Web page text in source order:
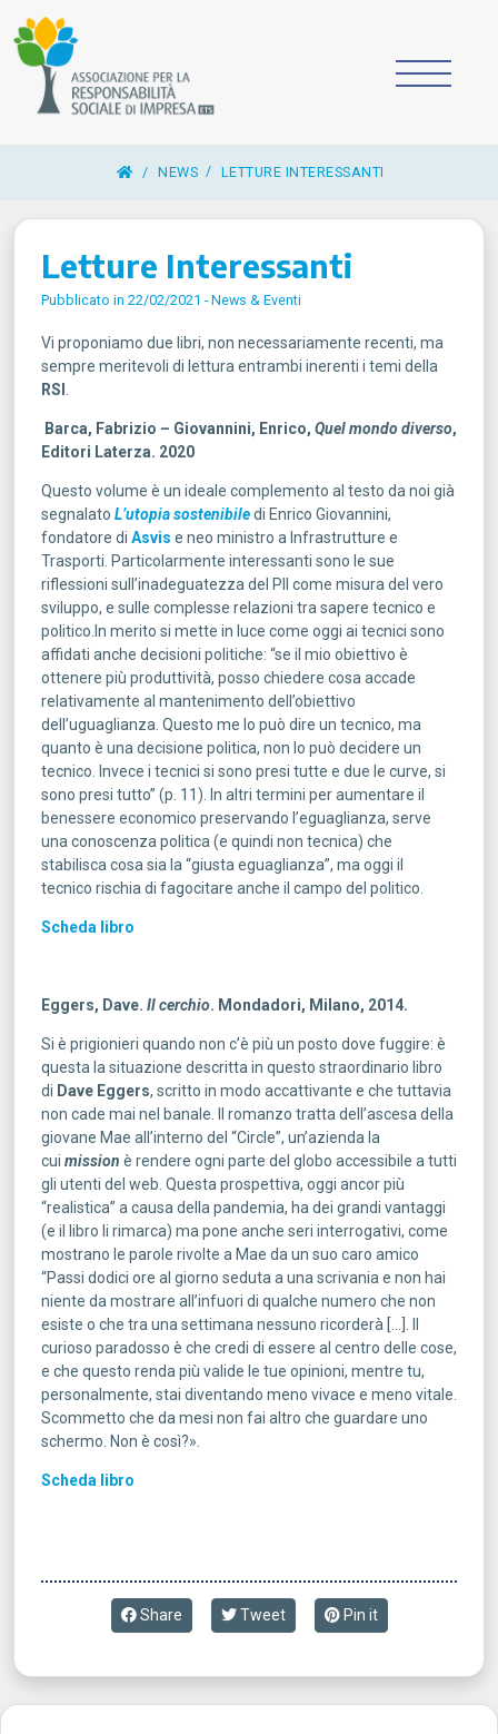
/ NEWS LETTURE INTERESSANTI
Letture Interessanti
Pubblicato in 22/02/2021 -News & Eventi
Vi proponiamo due libri, non necessariamente recenti, ma
sempre meritevoli di lettura entrambi inerenti i temi della
RSI
Barca, Fabrizio – Giovannini, Enrico, Quel mondo diverso,
Editori Laterza. 2020
Questo volume è un ideale complemento al testo da noi già
segnalato L’utopia sostenibiledi Enrico Giovannini,
fondatore di Asvis e neo ministro a Infrastrutture e
Trasporti. Particolarmente interessanti sono le sue
riflessioni sull’inadeguatezza del PIl come misura del vero
sviluppo, e sulle complesse relazioni tra sapere tecnico e
politico.In merito si mette in luce come oggi ai tecnici sono
affidati anche decisioni politiche: “se il mio obiettivo è
ottenere più produttività, posso chiedere cosa accade
relativamente al mantenimento dell’obiettivo
dell’uguaglianza. Questo me lo può dire un tecnico, ma
quanto è una decisione politica, non lo può decidere un
tecnico. Invece i tecnici si sono presi tutte e due le curve, si
sono presi tutto” (p. 11). In altri termini per aumentare il
benessere economico preservando l’eguaglianza, serve
una conoscenza politica (e quindi non tecnica) che
stabilisca cosa sia la “giusta eguaglianza”, ma oggi il
tecnico rischia di fagocitare anche il campo del politico.
Scheda libro
Eggers, Dave. Il cerchio. Mondadori, Milano, 2014.
Si è prigionieri quando non c’è più un posto dove fuggire: è
questa la situazione descritta in questo straordinario libro
di Dave Eggers, scritto in modo accattivante e che tuttavia
non cade mai nel banale. Il romanzo tratta dell’ascesa della
giovane Mae all’interno del “Circle”, un’azienda la
cui mission è rendere ogni parte del globo accessibile a tutti
gli utenti del web. Questa prospettiva, oggi ancor più
“realistica” a causa della pandemia, ha dei grandi vantaggi
(e il libro li rimarca) ma pone anche seri interrogativi, come
mostrano le parole rivolte a Mae da un suo caro amico
“Passi dodici ore al giorno seduta a una scrivania e non hai
niente da mostrare all’infuori di qualche numero che non
esiste o che tra una settimana nessuno ricorderà […]. Il
curioso paradosso è che credi di essere al centro delle cose,
e che questo renda più valide le tue opinioni, mentre tu,
personalmente, stai diventando meno vivace e meno vitale.
Scommetto che da mesi non fai altro che guardare uno
schermo. Non è così?».
Scheda libro
Share Tweet Pin it